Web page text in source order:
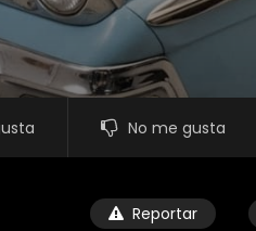
No me gusta
Reportar